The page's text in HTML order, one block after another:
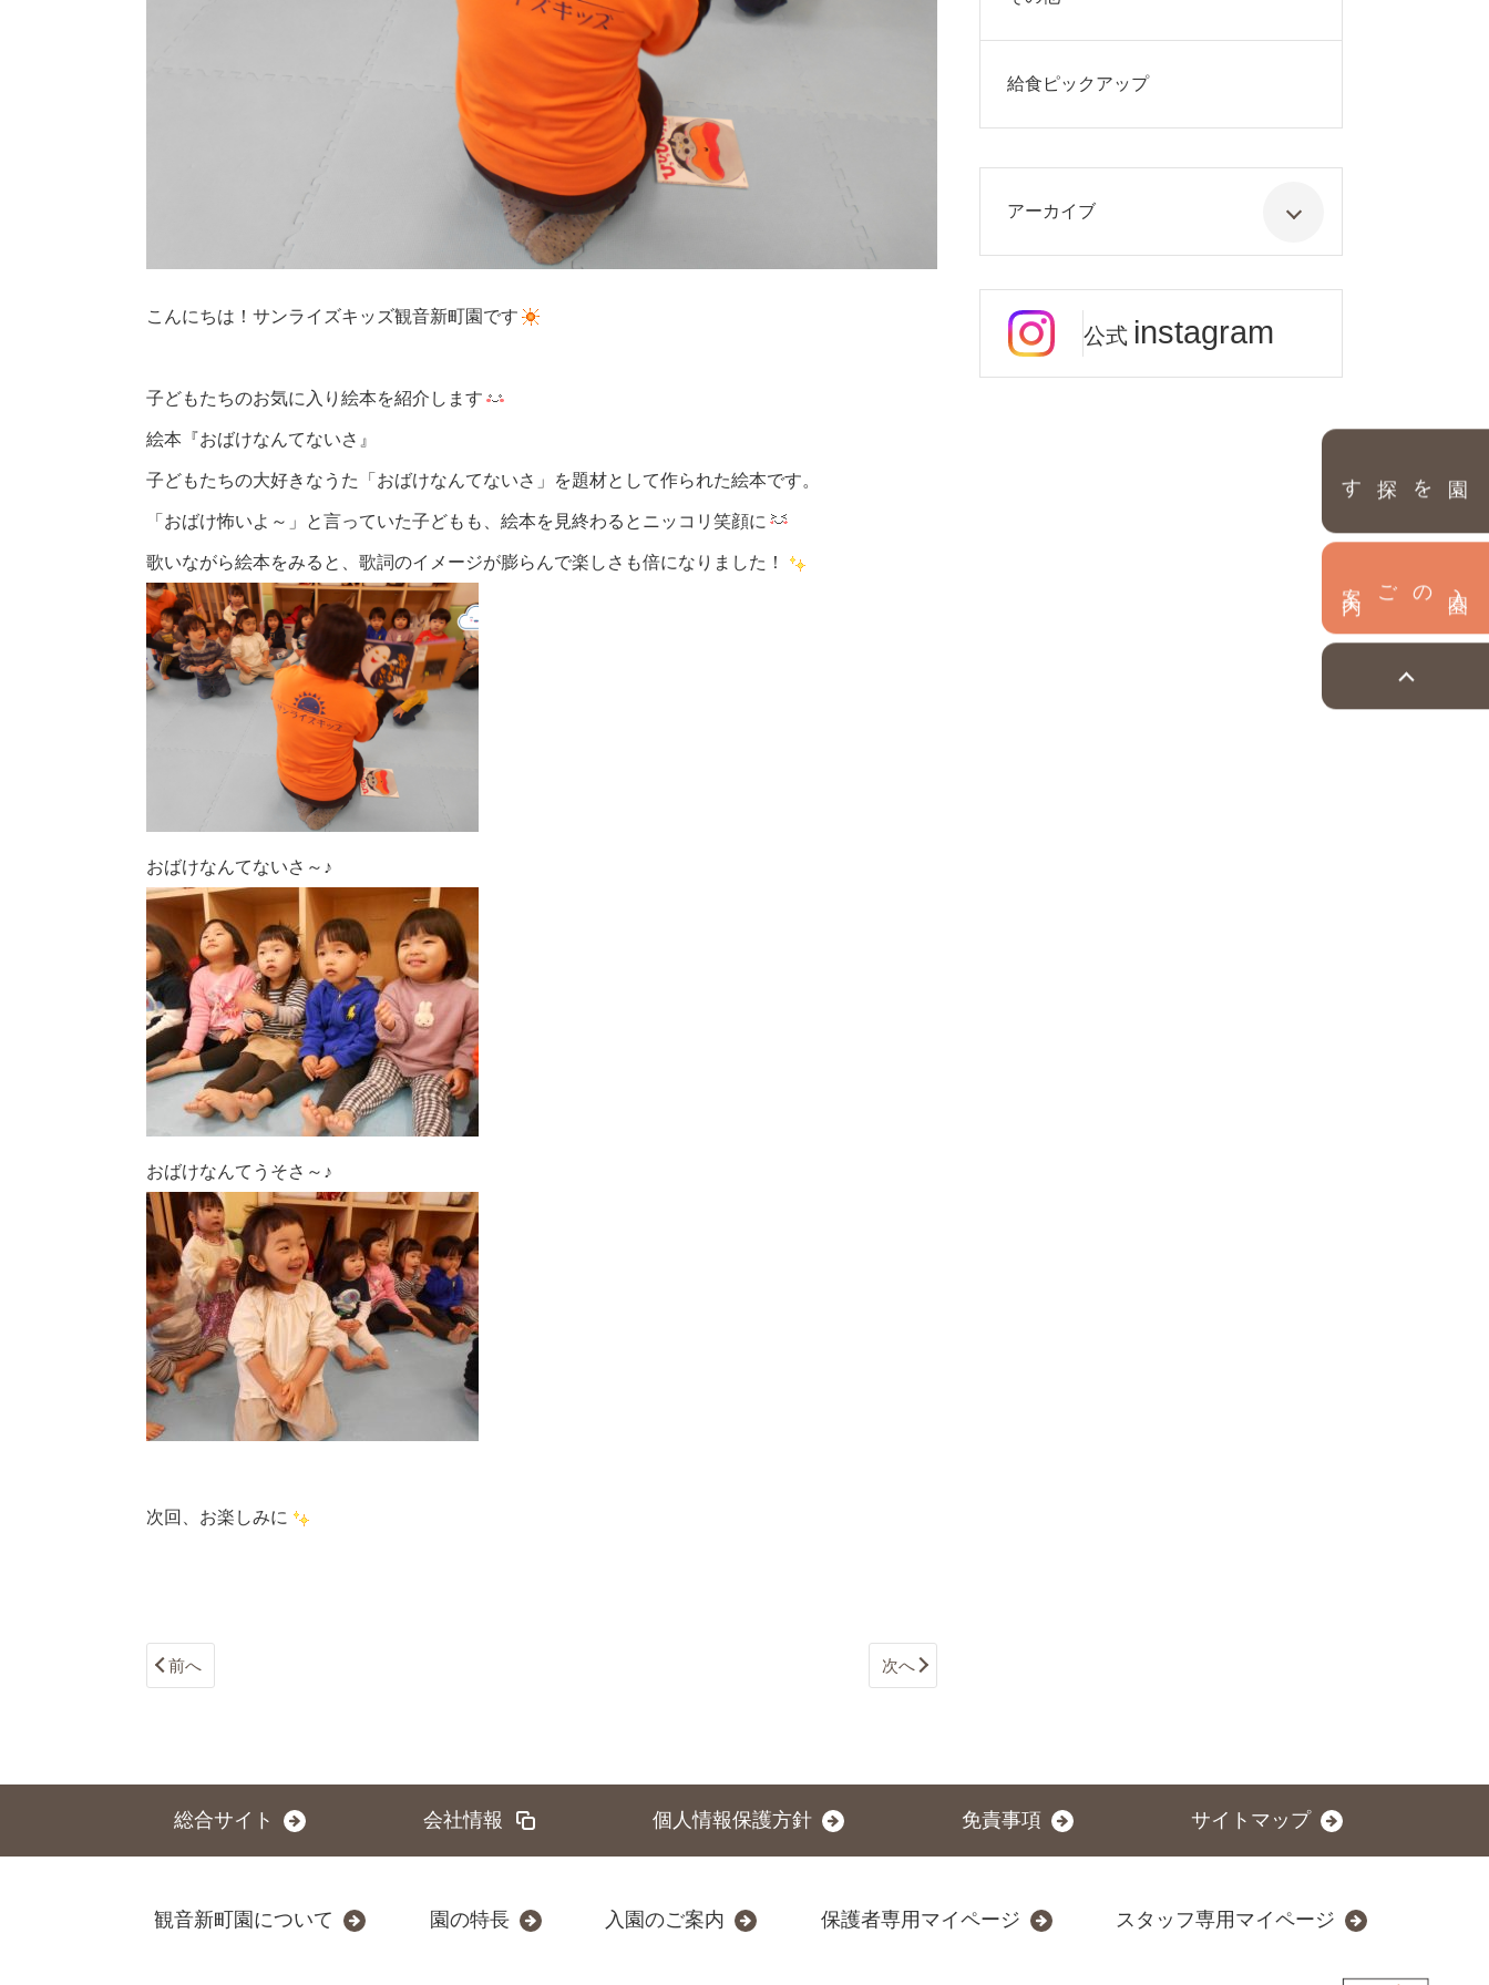
園を探す
こんにちは！サンライズキッズ観音新町園です
子どもたちのお気に入り絵本を紹介します
絵本『おばけなんてないさ』
子どもたちの大好きなうた「おばけなんてないさ」を題材として作られた絵本です。
「おばけ怖いよ～」と言っていた子どもも、絵本を見終わるとニッコリ笑顔に
歌いながら絵本をみると、歌詞のイメージが膨らんで楽しさも倍になりました！
おばけなんてないさ～♪
おばけなんてうそさ～♪
次回、お楽しみに
前へ 次へ
給食ピックアップ
アーカイブ
公式 instagram
総合サイト 会社情報 個人情報保護方針 免責事項 サイトマップ
観音新町園について 園の特長 入園のご案内 保護者専用マイページ スタッフ専用マイページ